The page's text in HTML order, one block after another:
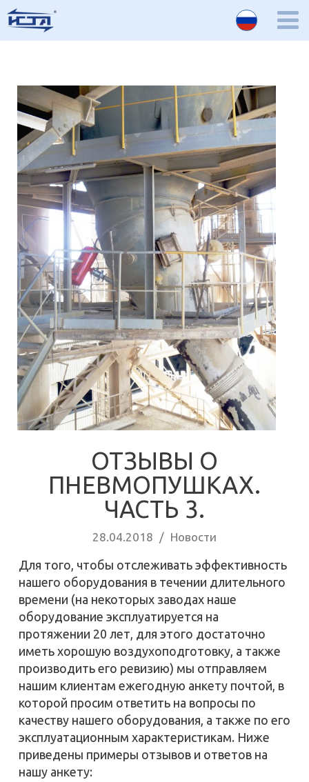
ОТЗЫВЫ О
ПНЕВМОПУШКАХ.
ЧАСТЬ 3.
28.04.2018 / Новости
Для того, чтобы отслеживать эффективность
нашего оборудования в течении длительного
времени (на некоторых заводах наше
оборудование эксплуатируется на
протяжении 20 лет, для этого достаточно
иметь хорошую воздухоподготовку, а также
производить его ревизию) мы отправляем
нашим клиентам ежегодную анкету почтой, в
которой просим ответить на вопросы по
качеству нашего оборудования, а также по его
эксплуатационным характеристикам. Ниже
приведены примеры отзывов и ответов на
нашу анкету: